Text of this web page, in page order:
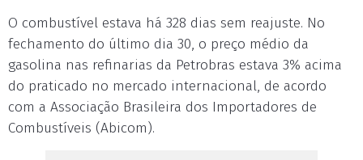
O combustível estava há 328 dias sem reajuste. No
fechamento do último dia 30, o preço médio da
gasolina nas refinarias da Petrobras estava 3% acima
do praticado no mercado internacional, de acordo
com a Associação Brasileira dos Importadores de
Combustíveis (Abicom).